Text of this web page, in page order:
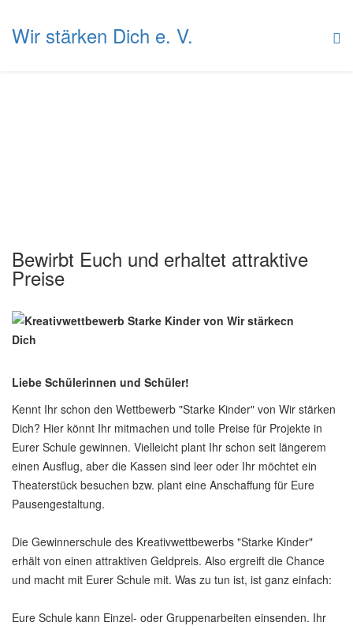
Wir stärken Dich e. V.
Bewirbt Euch und erhaltet attraktive
Preise
Liebe Schülerinnen und Schüler!
Kennt Ihr schon den Wettbewerb "Starke Kinder" von Wir stärken
Dich? Hier könnt Ihr mitmachen und tolle Preise für Projekte in
Eurer Schule gewinnen. Vielleicht plant Ihr schon seit längerem
einen Ausflug, aber die Kassen sind leer oder Ihr möchtet ein
Theaterstück besuchen bzw. plant eine Anschaffung für Eure
Pausengestaltung.
Die Gewinnerschule des Kreativwettbewerbs "Starke Kinder"
erhält von einen attraktiven Geldpreis. Also ergreift die Chance
und macht mit Eurer Schule mit. Was zu tun ist, ist ganz einfach:
Eure Schule kann Einzel- oder Gruppenarbeiten einsenden. Ihr